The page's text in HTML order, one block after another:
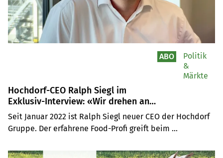
Hochdorf-CEO Ralph Siegl im
Exklusiv-Interview: «Wir drehen an
den grossen Schrauben»
Seit Januar 2022 ist Ralph Siegl neuer CEO der Hochdorf
Gruppe. Der erfahrene Food-Profi greift beim
«Wir drehen nicht an den kleinen Schrauben, sondern an
ABO
Politik
&
Märkte